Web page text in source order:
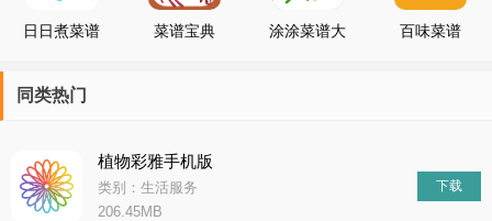
日日煮菜谱
菜谱宝典
涂涂菜谱大
百味菜谱
同类热门
植物彩雅手机版
类别：生活服务
206.45MB
下载